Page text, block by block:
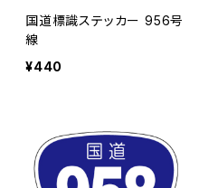
国道標識ステッカー 956号
線
¥440